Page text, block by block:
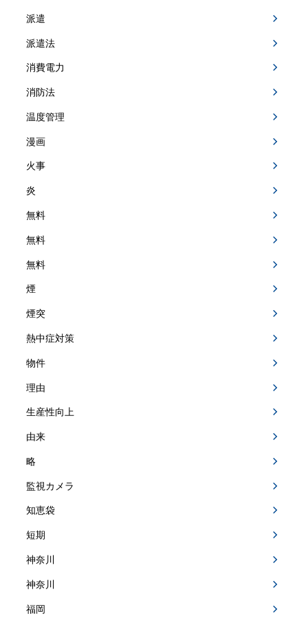
派遣
派遣法
消費電力
消防法
温度管理
漫画
火事
炎
無料
無料
無料
煙
煙突
熱中症対策
物件
理由
生産性向上
由来
略
監視カメラ
知恵袋
短期
神奈川
神奈川
福岡